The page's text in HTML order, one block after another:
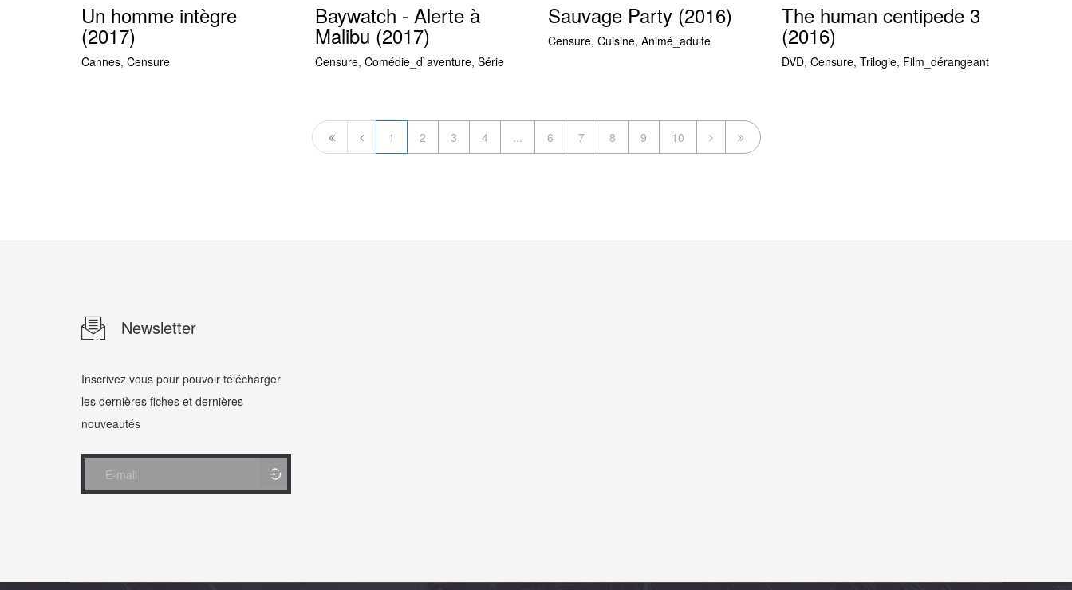
Un homme intègre
(2017)
Cannes, Censure
Baywatch - Alerte à
Malibu (2017)
Censure, Comédie_d`aventure, Série
Sauvage Party (2016)
Censure, Cuisine, Animé_adulte
The human centipede 3
(2016)
DVD, Censure, Trilogie, Film_dérangeant
1 2 3 4 ... 6 7 8 9 10
Newsletter
Inscrivez vous pour pouvoir télécharger
les dernières fiches et dernières
nouveautés